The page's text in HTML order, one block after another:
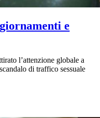
e
l’attenzione globale a
di traffico sessuale